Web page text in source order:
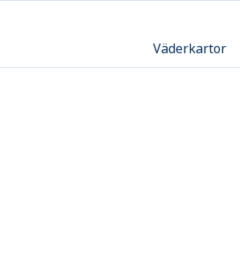
Väderkartor